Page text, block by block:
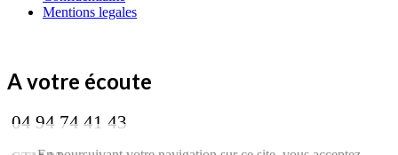
Mentions legales
A votre écoute
04 94 74 41 43